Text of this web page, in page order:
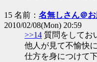
15 名前： 名無しさん＠
2010/02/08(Mon) 20:59
>>14 質問をしてお
他人が見て不愉快
仕方を身につけて下